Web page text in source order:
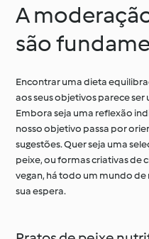
A
são
Encontrar uma dieta
aos seus objetivos parece ser
Embora seja uma reflexão
nosso objetivo passa por
sugestões. Quer seja uma
peixe, ou formas criativas de
vegan, há todo um mundo
sua espera.